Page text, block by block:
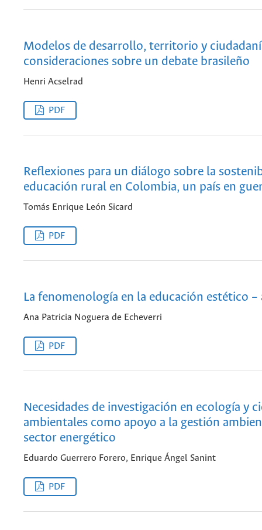
Modelos de desarrollo, territorio y
consideraciones sobre un debate brasileño
Henri Acselrad
PDF
Reflexiones para un diálogo sobre la
educación rural en Colombia, un país en
Tomás Enrique León Sicard
PDF
La fenomenología en la educación estético
Ana Patricia Noguera de Echeverri
PDF
Necesidades de investigación en ecología y
ambientales como apoyo a la gestión
sector energético
Eduardo Guerrero Forero, Enrique Ángel Sanint
PDF